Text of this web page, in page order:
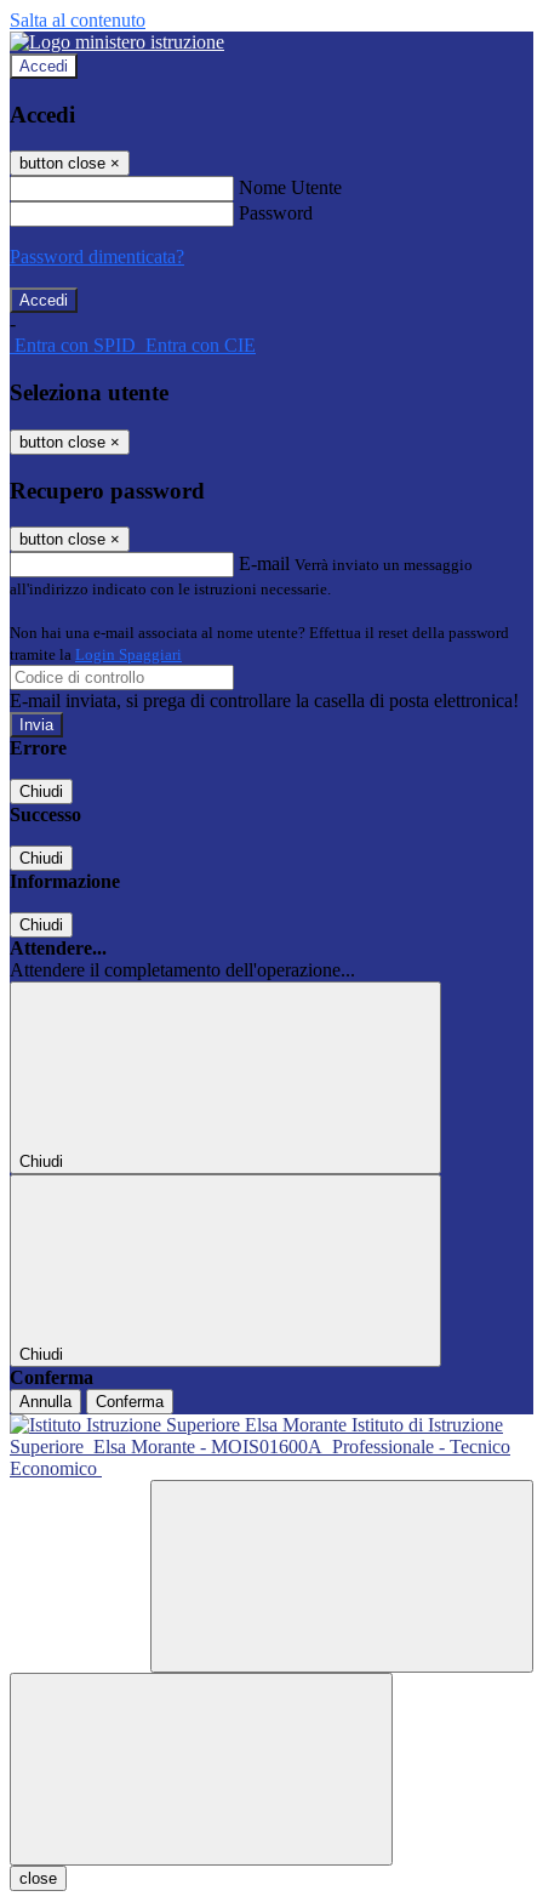
Salta al contenuto
Accedi
Accedi
button close ×
Nome Utente
Password
Password dimenticata?
-
Entra con SPID Entra con CIE
Seleziona utente
button close ×
Recupero password
button close ×
E-mail Verrà inviato un messaggio
all'indirizzo indicato con le istruzioni necessarie.
Non hai una e-mail associata al nome utente? Effettua il reset della password
tramite la Login Spaggiari
E-mail inviata, si prega di controllare la casella di posta elettronica!
Errore
Chiudi
Successo
Chiudi
Informazione
Chiudi
Attendere...
Attendere il completamento dell'operazione...
Chiudi
Chiudi
Conferma
Annulla Conferma
Istituto di Istruzione
Superiore Elsa Morante - MOIS01600A Professionale - Tecnico
Economico
close